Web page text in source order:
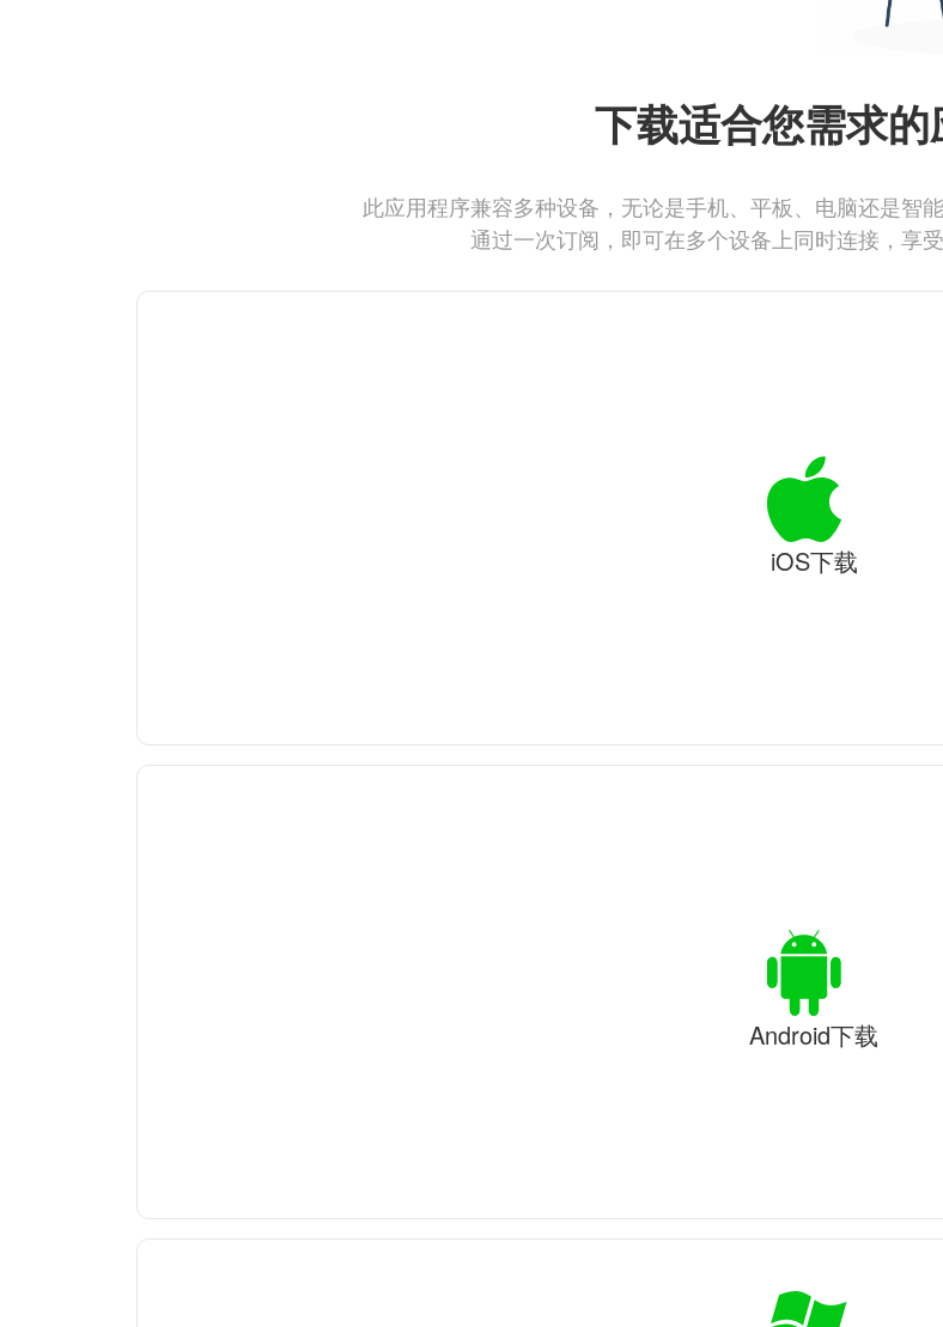
下载适合您需求的
此应用程序兼容多种设备，无论是手机、平板、电脑还是智
通过一次订阅，即可在多个设备上同时连接，享受
iOS下载
Android下载